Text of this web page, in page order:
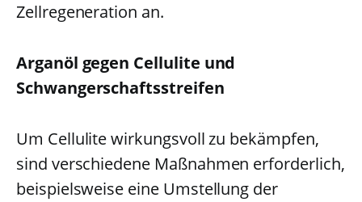
Zellregeneration an.
Arganöl gegen Cellulite und
Schwangerschaftsstreifen
Um Cellulite wirkungsvoll zu bekämpfen,
sind verschiedene Maßnahmen erforderlich,
beispielsweise eine Umstellung der